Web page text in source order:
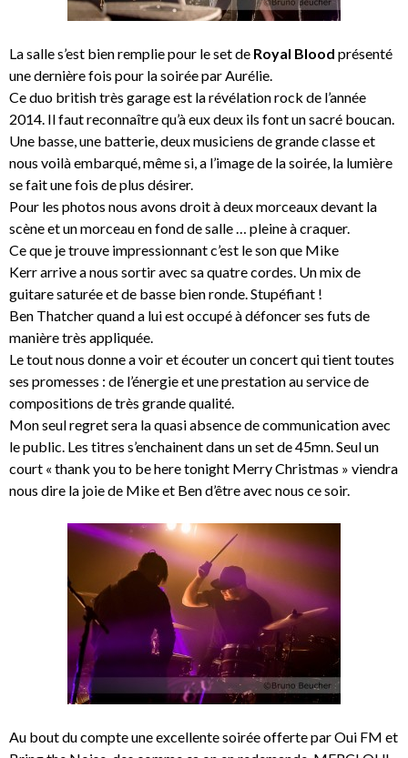
La salle s’est bien remplie pour le set de Royal Blood présenté
une dernière fois pour la soirée par Aurélie.
Ce duo british très garage est la révélation rock de l’année
2014. Il faut reconnaître qu’à eux deux ils font un sacré boucan.
Une basse, une batterie, deux musiciens de grande classe et
nous voilà embarqué, même si, a l’image de la soirée, la lumière
se fait une fois de plus désirer.
Pour les photos nous avons droit à deux morceaux devant la
scène et un morceau en fond de salle … pleine à craquer.
Ce que je trouve impressionnant c’est le son que Mike
Kerr arrive a nous sortir avec sa quatre cordes. Un mix de
guitare saturée et de basse bien ronde. Stupéfiant !
Ben Thatcher quand a lui est occupé à défoncer ses futs de
manière très appliquée.
Le tout nous donne a voir et écouter un concert qui tient toutes
ses promesses : de l’énergie et une prestation au service de
compositions de très grande qualité.
Mon seul regret sera la quasi absence de communication avec
le public. Les titres s’enchainent dans un set de 45mn. Seul un
court « thank you to be here tonight Merry Christmas » viendra
nous dire la joie de Mike et Ben d’être avec nous ce soir.
Au bout du compte une excellente soirée offerte par Oui FM et